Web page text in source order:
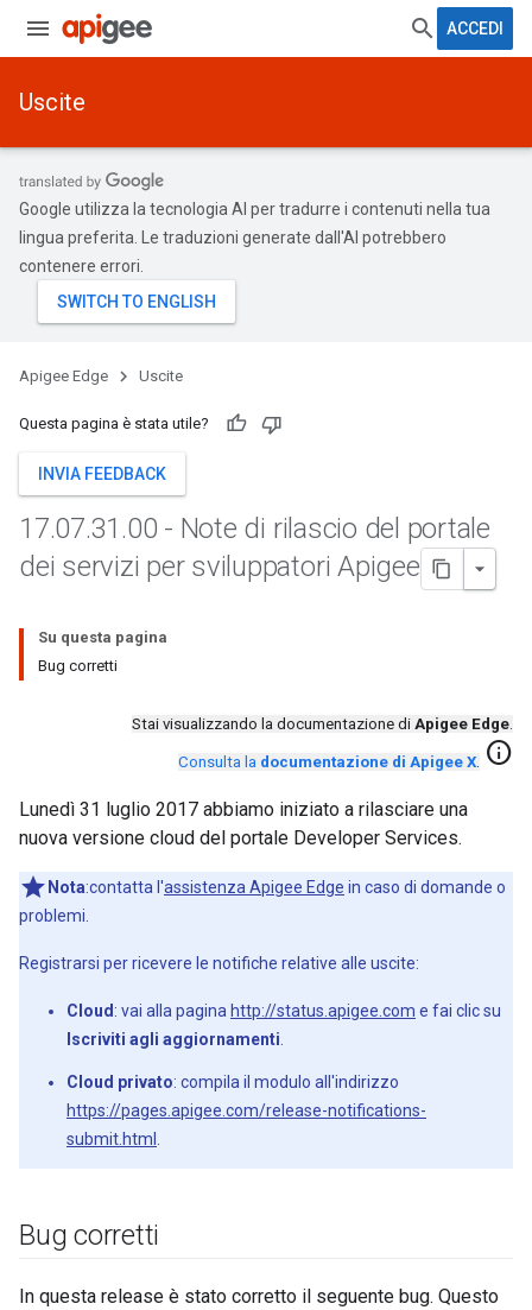
ACCEDI
Uscite
Google utilizza la tecnologia AI per tradurre i contenuti nella tua
lingua preferita. Le traduzioni generate dall'AI potrebbero
contenere errori.
Apigee Edge Uscite
Questa pagina è stata utile?
INVIA FEEDBACK
17.07.31 .00 - Note di rilascio del portale
dei servizi per sviluppatori Apigee
Su questa pagina
Bug corretti
Stai visualizzando la documentazione di Apigee Edge.
Consulta la documentazione di Apigee X. info
Lunedì 31 luglio 2017 abbiamo iniziato a rilasciare una
nuova versione cloud del portale Developer Services.
Nota:contatta l'assistenza Apigee Edge in caso di domande o
problemi.
Registrarsi per ricevere le notifiche relative alle uscite:
Cloud : vai alla pagina http://status.apigee.com e fai clic su
Iscriviti agli aggiornamenti
Cloud privato: compila il modulo all'indirizzo
https://pages.apigee.com/release-notifications-
submit.html
Bug corretti
In questa release è stato corretto il seguente bug. Questo